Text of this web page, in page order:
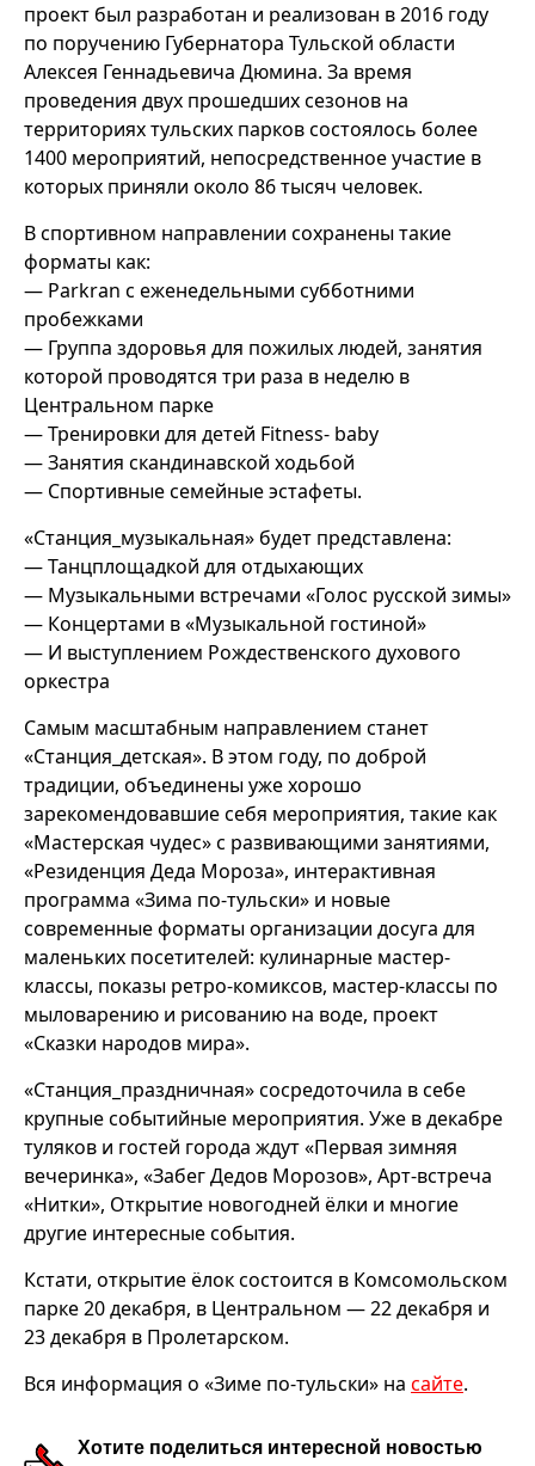
проект был разработан и реализован в 2016 году
по поручению Губернатора Тульской области
Алексея Геннадьевича Дюмина. За время
проведения двух прошедших сезонов на
территориях тульских парков состоялось более
1400 мероприятий, непосредственное участие в
которых приняли около 86 тысяч человек.
В спортивном направлении сохранены такие
форматы как:
— Parkran с еженедельными субботними
пробежками
— Группа здоровья для пожилых людей, занятия
которой проводятся три раза в неделю в
Центральном парке
— Тренировки для детей Fitness- baby
— Занятия скандинавской ходьбой
— Спортивные семейные эстафеты.
«Станция_музыкальная» будет представлена:
— Танцплощадкой для отдыхающих
— Музыкальными встречами «Голос русской зимы»
— Концертами в «Музыкальной гостиной»
— И выступлением Рождественского духового
оркестра
Самым масштабным направлением станет
«Станция_детская». В этом году, по доброй
традиции, объединены уже хорошо
зарекомендовавшие себя мероприятия, такие как
«Мастерская чудес» с развивающими занятиями,
«Резиденция Деда Мороза», интерактивная
программа «Зима по-тульски» и новые
современные форматы организации досуга для
маленьких посетителей: кулинарные мастер-
классы, показы ретро-комиксов, мастер-классы по
мыловарению и рисованию на воде, проект
«Сказки народов мира».
«Станция_праздничная» сосредоточила в себе
крупные событийные мероприятия. Уже в декабре
туляков и гостей города ждут «Первая зимняя
вечеринка», «Забег Дедов Морозов», Арт-встреча
«Нитки», Открытие новогодней ёлки и многие
другие интересные события.
Кстати, открытие ёлок состоится в Комсомольском
парке 20 декабря, в Центральном — 22 декабря и
23 декабря в Пролетарском.
Вся информация о «Зиме по-тульски» на сайте.
Хотите поделиться интересной новостью